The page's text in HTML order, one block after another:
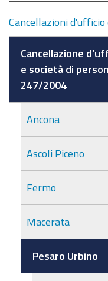
Cancellazioni
Cancellazione
e società di
247/2004
Ancona
Ascoli Piceno
Fermo
Macerata
Pesaro Urbino